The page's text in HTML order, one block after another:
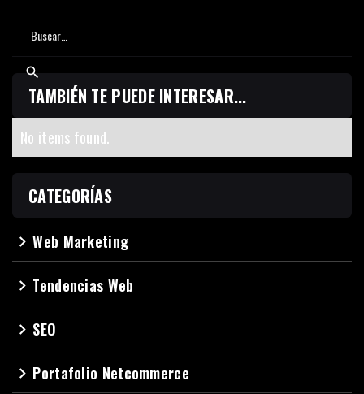
TAMBIÉN TE PUEDE INTERESAR...
No items found.
CATEGORÍAS
navigate_nextWeb Marketing
navigate_next Tendencias Web
navigate_next SEO
navigate_next Portafolio Netcommerce